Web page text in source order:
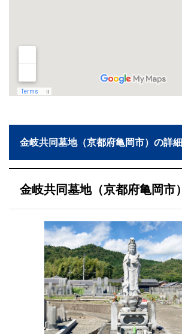
金岐共同墓地（京都府亀岡市）の詳細
金岐共同墓地（京都府亀岡市